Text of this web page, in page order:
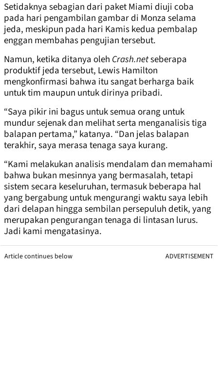
Setidaknya sebagian dari paket Miami diuji coba
pada hari pengambilan gambar di Monza selama
jeda, meskipun pada hari Kamis kedua pembalap
enggan membahas pengujian tersebut.
Namun, ketika ditanya oleh Crash.netseberapa
produktif jeda tersebut, Lewis Hamilton
mengkonfirmasi bahwa itu sangat berharga baik
untuk tim maupun untuk dirinya pribadi.
“Saya pikir ini bagus untuk semua orang untuk
mundur sejenak dan melihat serta menganalisis tiga
balapan pertama,” katanya. “Dan jelas balapan
terakhir, saya merasa tenaga saya kurang.
“Kami melakukan analisis mendalam dan memahami
bahwa bukan mesinnya yang bermasalah, tetapi
sistem secara keseluruhan, termasuk beberapa hal
yang bergabung untuk mengurangi waktu saya lebih
dari delapan hingga sembilan persepuluh detik, yang
merupakan pengurangan tenaga di lintasan lurus.
Jadi kami mengatasinya.
Article continues below ADVERTISEMENT